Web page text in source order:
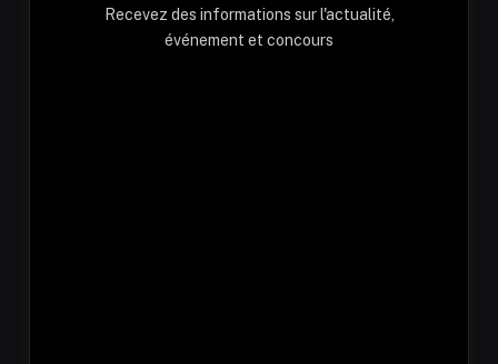
Recevez des informations sur l'actualité,
événement et concours